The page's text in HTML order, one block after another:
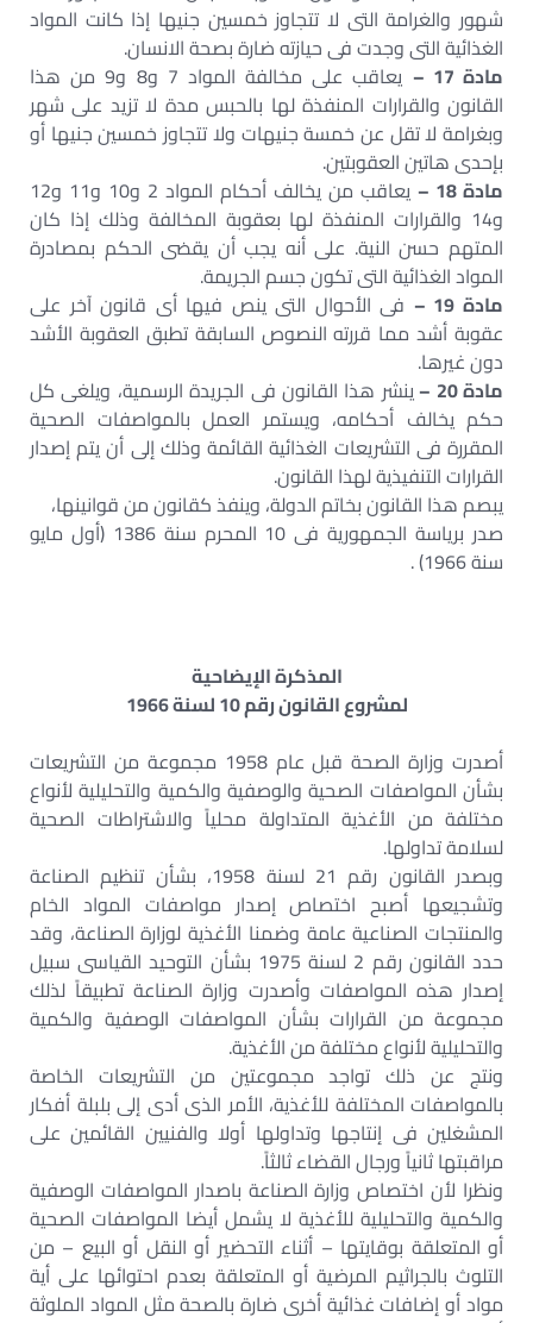
شهور والغرامة التى لا تتجاوز خمسين جنيها إذا كانت المواد
الغذائية التى وجدت فى حيازته ضارة بصحة الانسان.
مادة 17 –
يعاقب على مخالفة المواد 7 و8 و9 من هذا
القانون والقرارات المنفذة لها بالحبس مدة لا تزيد على شهر
وبغرامة لا تقل عن خمسة جنيهات ولا تتجاوز خمسين جنيها أو
بإحدى هاتين العقوبتين.
مادة 18 –
يعاقب من يخالف أحكام المواد 2 و10 و11 و12
و14 والقرارات المنفذة لها بعقوبة المخالفة وذلك إذا كان
المتهم حسن النية. على أنه يجب أن يقضى الحكم بمصادرة
المواد الغذائية التى تكون جسم الجريمة.
مادة 19 –
فى الأحوال التى ينص فيها أى قانون آخر على
عقوبة أشد مما قررته النصوص السابقة تطبق العقوبة الأشد
دون غيرها.
مادة 20 –
ينشر هذا القانون فى الجريدة الرسمية، ويلغى كل
حكم يخالف أحكامه، ويستمر العمل بالمواصفات الصحية
المقررة فى التشريعات الغذائية القائمة وذلك إلى أن يتم إصدار
القرارات التنفيذية لهذا القانون.
يبصم هذا القانون بخاتم الدولة، وينفذ كقانون من قوانينها،
صدر برياسة الجمهورية فى 10 المحرم سنة 1386 (أول مايو
سنة 1966) .
المذكرة الإيضاحية
لمشروع القانون رقم 10 لسنة 1966
أصدرت وزارة الصحة قبل عام 1958 مجموعة من التشريعات
بشأن المواصفات الصحية والوصفية والكمية والتحليلية لأنواع
مختلفة من الأغذية المتداولة محلياً والاشتراطات الصحية
لسلامة تداولها.
وبصدر القانون رقم 21 لسنة 1958، بشأن تنظيم الصناعة
وتشجيعها أصبح اختصاص إصدار مواصفات المواد الخام
والمنتجات الصناعية عامة وضمنا الأغذية لوزارة الصناعة، وقد
حدد القانون رقم 2 لسنة 1975 بشأن التوحيد القياسى سبيل
إصدار هذه المواصفات وأصدرت وزارة الصناعة تطبيقاً لذلك
مجموعة من القرارات بشأن المواصفات الوصفية والكمية
والتحليلية لأنواع مختلفة من الأغذية.
ونتج عن ذلك تواجد مجموعتين من التشريعات الخاصة
بالمواصفات المختلفة للأغذية، الأمر الذى أدى إلى بلبلة أفكار
المشغلين فى إنتاجها وتداولها أولا والفنيين القائمين على
مراقبتها ثانياً ورجال القضاء ثالثاً.
ونظرا لأن اختصاص وزارة الصناعة باصدار المواصفات الوصفية
والكمية والتحليلية للأغذية لا يشمل أيضا المواصفات الصحية
أو المتعلقة بوقايتها – أثناء التحضير أو النقل أو البيع – من
التلوث بالجراثيم المرضية أو المتعلقة بعدم احتوائها على أية
مواد أو إضافات غذائية أخرى ضارة بالصحة مثل المواد الملوثة